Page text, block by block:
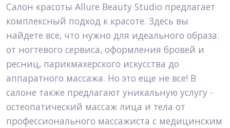
Салон красоты Allure Beauty Studio предлагает
комплексный подход к красоте. Здесь вы
найдете все, что нужно для идеального образа:
от ногтевого сервиса, оформления бровей и
ресниц, парикмахерского искусства до
аппаратного массажа. Но это еще не все! В
салоне также предлагают уникальную услугу -
остеопатический массаж лица и тела от
профессионального массажиста с медицинским